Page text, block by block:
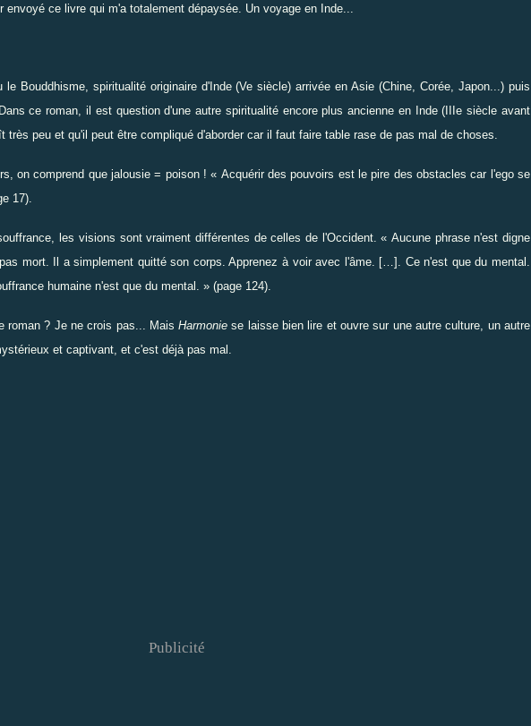
envoyé ce livre qui m'a totalement dépaysée. Un voyage en Inde...
le Bouddhisme, spiritualité originaire d'Inde (Ve siècle) arrivée en Asie (Chine, Corée, Japon...) puis
ce roman, il est question d'une autre spiritualité encore plus ancienne en Inde (IIIe siècle avant
très peu et qu'il peut être compliqué d'aborder car il faut faire table rase de pas mal de choses.
on comprend que jalousie = poison ! « Acquérir des pouvoirs est le pire des obstacles car l'ego se
17).
les visions sont vraiment différentes de celles de l'Occident. « Aucune phrase n'est digne
mort. Il a simplement quitté son corps. Apprenez à voir avec l'âme. […]. Ce n'est que du mental.
humaine n'est que du mental. » (page 124).
roman ? Je ne crois pas... MaisHarmonie se laisse bien lire et ouvre sur une autre culture, un autre
et captivant, et c'est déjà pas mal.
Publicité